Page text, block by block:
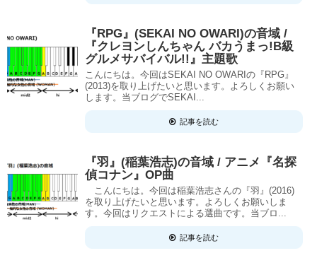
『RPG』(SEKAI NO OWARI)の音域 /
『クレヨンしんちゃん バカうまっ!B級
グルメサバイバル!!』主題歌
こんにちは。今回はSEKAI NO OWARIの『RPG』
(2013)を取り上げたいと思います。よろしくお願い
します。当ブログでSEKAI...
記事を読む
『羽』(稲葉浩志)の音域 / アニメ『名探
偵コナン』OP曲
こんにちは。今回は稲葉浩志さんの『羽』(2016)
を取り上げたいと思います。よろしくお願いしま
す。今回はリクエストによる選曲です。当ブロ...
記事を読む